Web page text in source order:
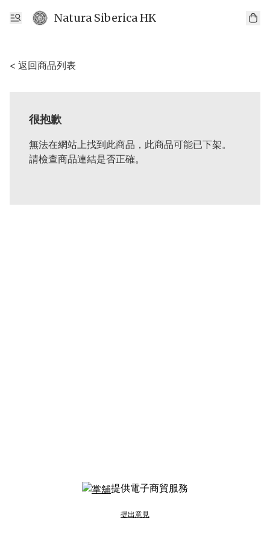
Natura Siberica HK
< 返回商品列表
很抱歉
無法在網站上找到此商品，此商品可能已下架。
請檢查商品連結是否正確。
提供電子商貿服務
提出意見